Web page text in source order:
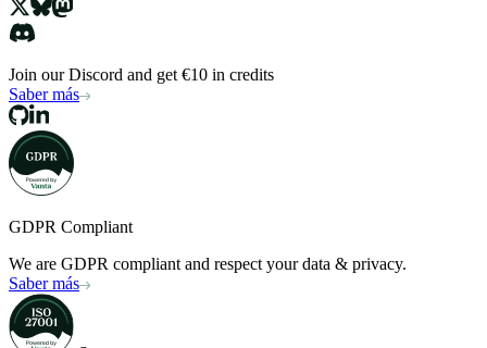
Join our Discord and get €10 in credits
Saber más
GDPR Compliant
We are GDPR compliant and respect your data & privacy.
Saber más